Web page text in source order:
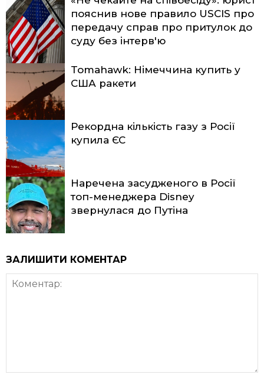
пояснив нове правило USCIS про
передачу справ про притулок до
суду без інтерв'ю
Tomahawk: Німеччина купить у
США ракети
Рекордна кількість газу з Росії
купила ЄС
Наречена засудженого в Росії
топ-менеджера Disney
звернулася до Путіна
ЗАЛИШИТИ КОМЕНТАР